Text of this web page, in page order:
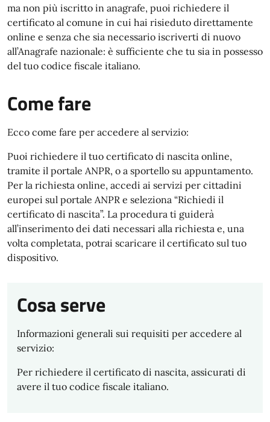
ma non più iscritto in anagrafe, puoi richiedere il
certificato al comune in cui hai risieduto direttamente
online e senza che sia necessario iscriverti di nuovo
all’Anagrafe nazionale: è sufficiente che tu sia in possesso
del tuo codice fiscale italiano.
Come fare
Ecco come fare per accedere al servizio:
Puoi richiedere il tuo certificato di nascita online,
tramite il portale ANPR, o a sportello su appuntamento.
Per la richiesta online, accedi ai servizi per cittadini
europei sul portale ANPR e seleziona “Richiedi il
certificato di nascita”. La procedura ti guiderà
all’inserimento dei dati necessari alla richiesta e, una
volta completata, potrai scaricare il certificato sul tuo
dispositivo.
Cosa serve
Informazioni generali sui requisiti per accedere al
servizio:
Per richiedere il certificato di nascita, assicurati di
avere il tuo codice fiscale italiano.